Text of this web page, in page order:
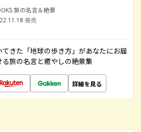
旅の名言＆絶景
発売
きた「地球の歩き方」があなたにお届
旅の名言と癒やしの絶景集
詳細を見る